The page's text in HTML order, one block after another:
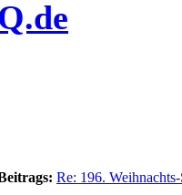
Re: 196.